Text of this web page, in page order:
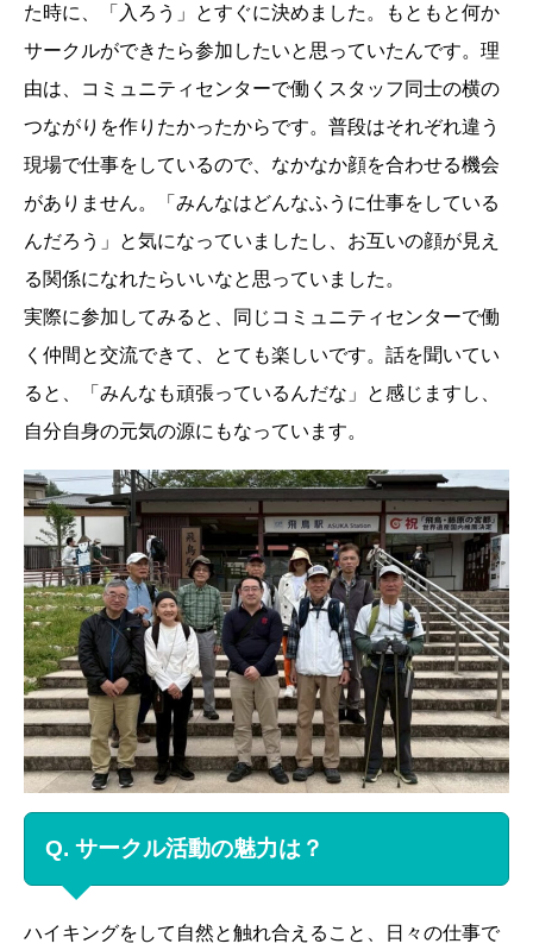
た時に、「入ろう」とすぐに決めました。もともと何か
サークルができたら参加したいと思っていたんです。理
由は、コミュニティセンターで働くスタッフ同士の横の
つながりを作りたかったからです。普段はそれぞれ違う
現場で仕事をしているので、なかなか顔を合わせる機会
がありません。「みんなはどんなふうに仕事をしている
んだろう」と気になっていましたし、お互いの顔が見え
る関係になれたらいいなと思っていました。
実際に参加してみると、同じコミュニティセンターで働
く仲間と交流できて、とても楽しいです。話を聞いてい
ると、「みんなも頑張っているんだな」と感じますし、
自分自身の元気の源にもなっています。
Q. サークル活動の魅力は？
ハイキングをして自然と触れ合えること、日々の仕事で